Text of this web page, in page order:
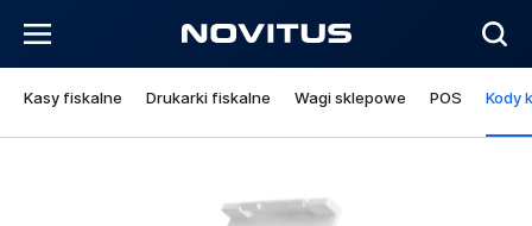
Kasy fiskalne Drukarki fiskalne Wagi sklepowe POS Kody